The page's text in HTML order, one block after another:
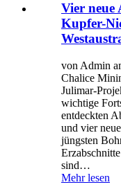
Vier neue
Kupfer-
von Admin
Chalice
Julimar-
wichtige
entdeckten
und vier
jüngsten
sind…
Mehr lesen